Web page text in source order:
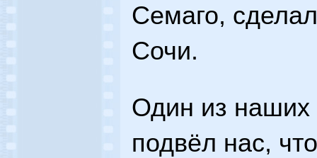
Семаго,
Сочи.
Один из наших
подвёл нас,